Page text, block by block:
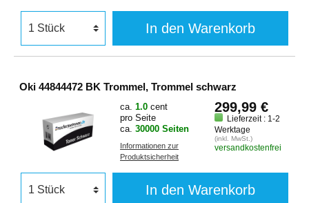
In den Warenkorb
Oki 44844472 BK Trommel, Trommel schwarz
ca. 1.0 cent
pro Seite
ca. 30000 Seiten
Informationen zur
Produktsicherheit
299,99 €
Lieferzeit : 1-2
Werktage
(inkl. MwSt.)
versandkostenfrei
In den Warenkorb